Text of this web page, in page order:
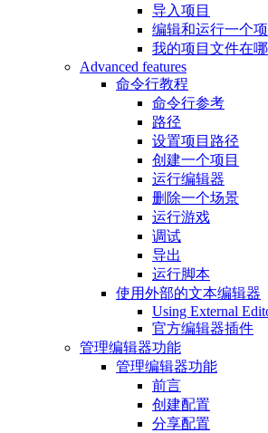
导入项目
编辑和运行一个项
我的项目文件在哪
Advanced features
命令行教程
命令行参考
路径
设置项目路径
创建一个项目
运行编辑器
删除一个场景
运行游戏
调试
导出
运行脚本
使用外部的文本编辑器
Using External
官方编辑器插件
管理编辑器功能
管理编辑器功能
前言
创建配置
分享配置